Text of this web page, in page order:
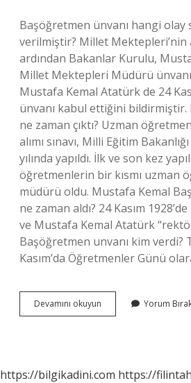
Başöğretmen ünvanı hangi olay
verilmiştir? Millet Mektepleri’nin
ardından Bakanlar Kurulu,
Millet Mektepleri Müdürü
Mustafa Kemal Atatürk de 24
ünvanı kabul ettiğini
ne zaman çıktı? Uzman
alımı sınavı, Milli Eğitim
yılında yapıldı. İlk ve son kez
öğretmenlerin bir kısmı uzman
müdürü oldu. Mustafa Kemal
ne zaman aldı? 24 Kasım
ve Mustafa Kemal Atatürk
Başöğretmen unvanı kim verdi?
Kasım’da Öğretmenler Günü
Devamını okuyun Başöğretmen
Ünvanı
Yorum
https://bilgikadini.com https://